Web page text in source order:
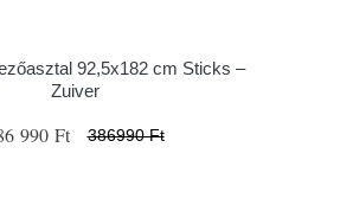
92,5x182 cm Sticks –
Zuiver
990 Ft 386990 Ft